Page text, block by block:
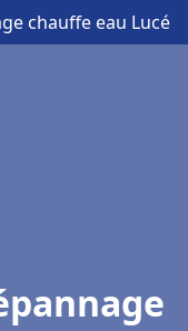
chauffe eau Lucé